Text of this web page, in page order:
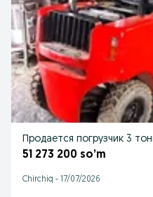
Продается погрузчик 3
51 273 200 so’m
Chirchiq - 17/07/2026